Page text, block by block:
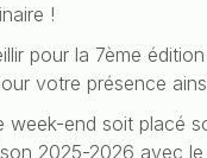
!
pour la 7ème
votre présence
end soit placé
2025-2026 avec